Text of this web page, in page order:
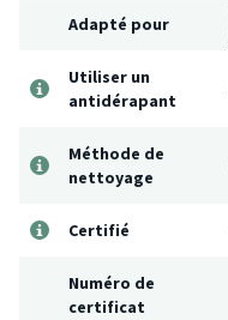
Adapté pour
Utiliser un
antidérapant
Méthode de
nettoyage
Certifié
Numéro de
certificat